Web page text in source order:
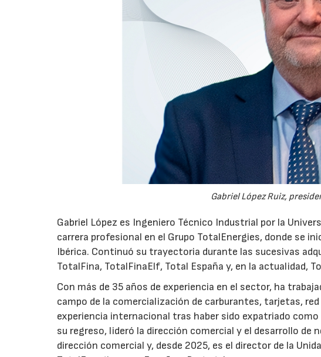
Gabriel López Ruiz,
Gabriel López es Ingeniero Técnico Industrial por la
carrera profesional en el Grupo TotalEnergies, donde se
Ibérica. Continuó su trayectoria durante las sucesivas
TotalFina, TotalFinaElf, Total España y, en la actualidad,
Con más de 35 años de experiencia en el sector, ha
campo de la comercialización de carburantes, tarjetas,
experiencia internacional tras haber sido expatriado
su regreso, lideró la dirección comercial y el desarrollo de
dirección comercial y, desde 2025, es el director de la